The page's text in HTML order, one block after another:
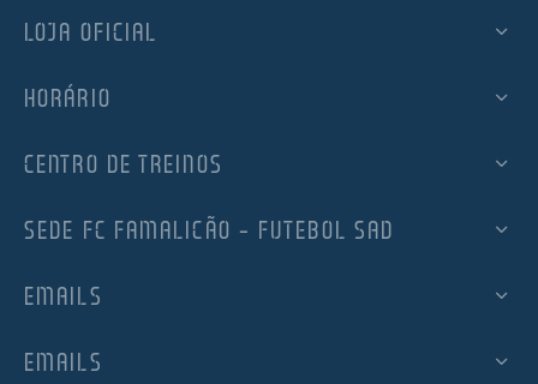
LOJA OFICIAL
HORÁRIO
CENTRO DE TREINOS
SEDE FC FAMALICÃO – FUTEBOL SAD
EMAILS
EMAILS